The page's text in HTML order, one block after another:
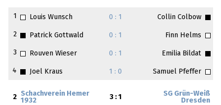
1 Louis Wunsch 0 : 1 Collin Colbow
2 Patrick Gottwald 0 : 1 Finn Helms
3 Rouven Wieser 0 : 1 Emilia Bildat
4 Joel Kraus 1 : 0 Samuel Pfeffer
2
Schachverein Hemer
1932
3 : 1
SG Grün-Weiß
Dresden